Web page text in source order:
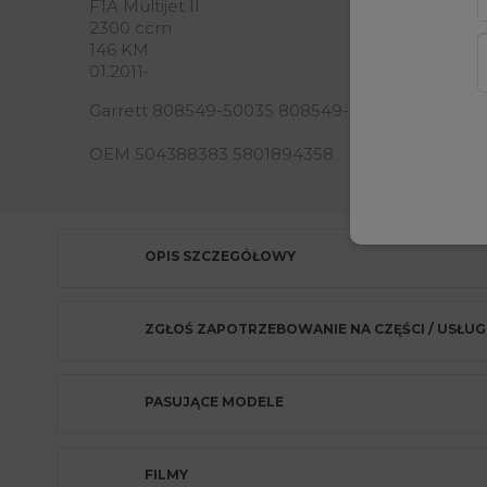
F1A Multijet II
2300 ccm
146 KM
01.2011-
Garrett 808549-5003S 808549-0003 808549-3
OEM 504388383 5801894358
OPIS SZCZEGÓŁOWY
ZGŁOŚ ZAPOTRZEBOWANIE NA CZĘŚCI /
PASUJĄCE MODELE
FILMY